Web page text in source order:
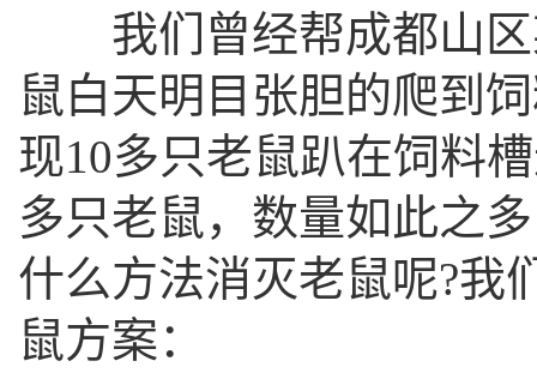
我们曾经帮成都山区
鼠白天明目张胆的爬到
现10多只老鼠趴在饲料
多只老鼠，数量如此之
什么方法消灭老鼠呢?我
鼠方案：